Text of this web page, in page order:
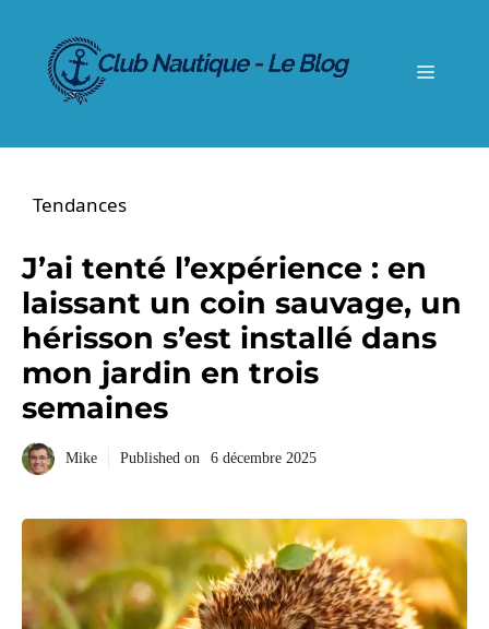
contenu
Menu
Tendances
J’ai tenté l’expérience : en
laissant un coin sauvage, un
hérisson s’est installé dans
mon jardin en trois
semaines
Mike Published on 6 décembre 2025